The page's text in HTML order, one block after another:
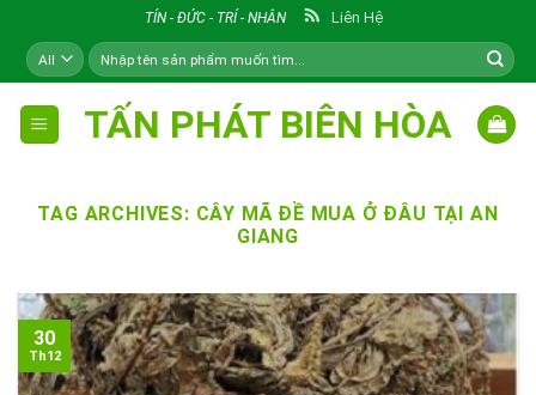
content
TÍN - ĐỨC - TRÍ - NHÂN Liên Hệ
Tìm
kiếm:
TẤN PHÁT BIÊN HÒA
TAG ARCHIVES: CÂY MÃ ĐỀ MUA Ở ĐÂU TẠI AN
GIANG
30
Th12